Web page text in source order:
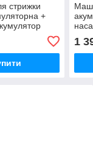
стрижки
+
IPX
1